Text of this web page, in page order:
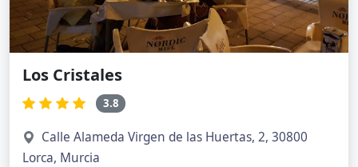
Los Cristales
3.8
Calle Alameda Virgen de las Huertas, 2, 30800
Lorca, Murcia